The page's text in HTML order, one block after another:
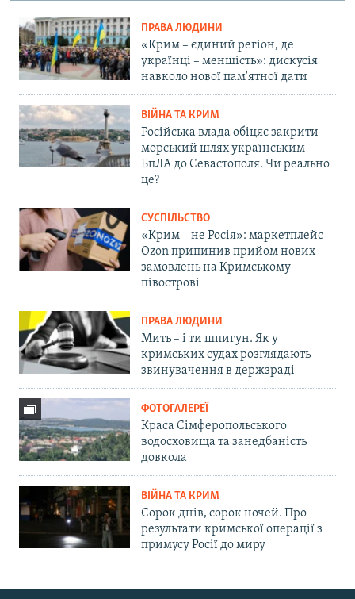
ПРАВА ЛЮДИНИ
«Крим – єдиний регіон, де
українці – меншість»: дискусія
навколо нової пам'ятної дати
ВІЙНА ТА КРИМ
Російська влада обіцяє закрити
морський шлях українським
БпЛА до Севастополя. Чи реально
це?
СУСПІЛЬСТВО
«Крим – не Росія»: маркетплейс
Ozon припинив прийом нових
замовлень на Кримському
півострові
ПРАВА ЛЮДИНИ
Мить – і ти шпигун. Як у
кримських судах розглядають
звинувачення в держзраді
ФОТОГАЛЕРЕЇ
Краса Сімферопольського
водосховища та занедбаність
довкола
ВІЙНА ТА КРИМ
Сорок днів, сорок ночей. Про
результати кримської операції з
примусу Росії до миру